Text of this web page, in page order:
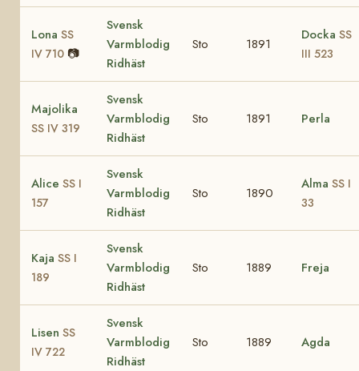
Lona SS
IV 710 📷
Svensk
Varmblodig
Ridhäst
Sto 1891
Docka SS
III 523
Majolika
SS IV 319
Svensk
Varmblodig
Ridhäst
Sto 1891 Perla
Alice SS I
157
Svensk
Varmblodig
Ridhäst
Sto 1890
Alma SS I
33
Kaja SS I
189
Svensk
Varmblodig
Ridhäst
Sto 1889 Freja
Lisen SS
IV 722
Svensk
Varmblodig
Ridhäst
Sto 1889 Agda